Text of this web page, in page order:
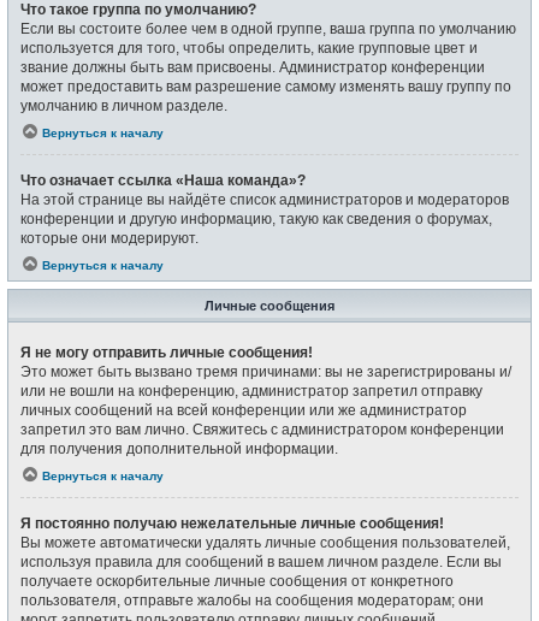
Что такое группа по умолчанию?
Если вы состоите более чем в одной группе, ваша группа по умолчанию
используется для того, чтобы определить, какие групповые цвет и
звание должны быть вам присвоены. Администратор конференции
может предоставить вам разрешение самому изменять вашу группу по
умолчанию в личном разделе.
Вернуться к началу
Что означает ссылка «Наша команда»?
На этой странице вы найдёте список администраторов и модераторов
конференции и другую информацию, такую как сведения о форумах,
которые они модерируют.
Вернуться к началу
Личные сообщения
Я не могу отправить личные сообщения!
Это может быть вызвано тремя причинами: вы не зарегистрированы и/
или не вошли на конференцию, администратор запретил отправку
личных сообщений на всей конференции или же администратор
запретил это вам лично. Свяжитесь с администратором конференции
для получения дополнительной информации.
Вернуться к началу
Я постоянно получаю нежелательные личные сообщения!
Вы можете автоматически удалять личные сообщения пользователей,
используя правила для сообщений в вашем личном разделе. Если вы
получаете оскорбительные личные сообщения от конкретного
пользователя, отправьте жалобы на сообщения модераторам; они